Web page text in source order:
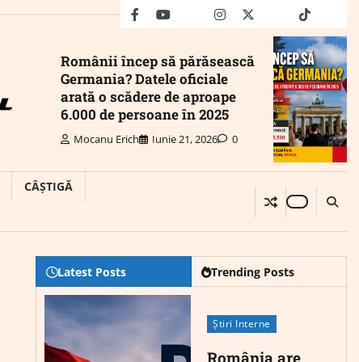
facebookyoutubeMailinstagram
twitter truthtiktok
Românii încep să părăsească
Germania? Datele oficiale
arată o scădere de aproape
6.000 de persoane în 2025
Mocanu Erich Iunie 21, 2026 0
CÂȘTIGĂ
Latest Posts Trending Posts
Știri Interne
România are